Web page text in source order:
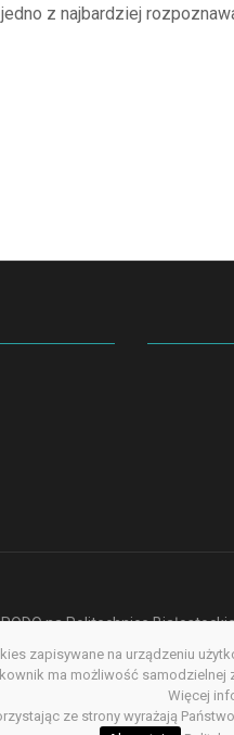
z najbardziej
na Politechnice
Deklaracja dostępności
zapisywane na urządzeniu
ma możliwość
Więcej
ze strony wyrażają